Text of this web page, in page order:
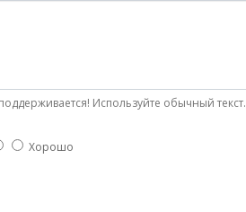
Используйте обычный текст.
Хорошо